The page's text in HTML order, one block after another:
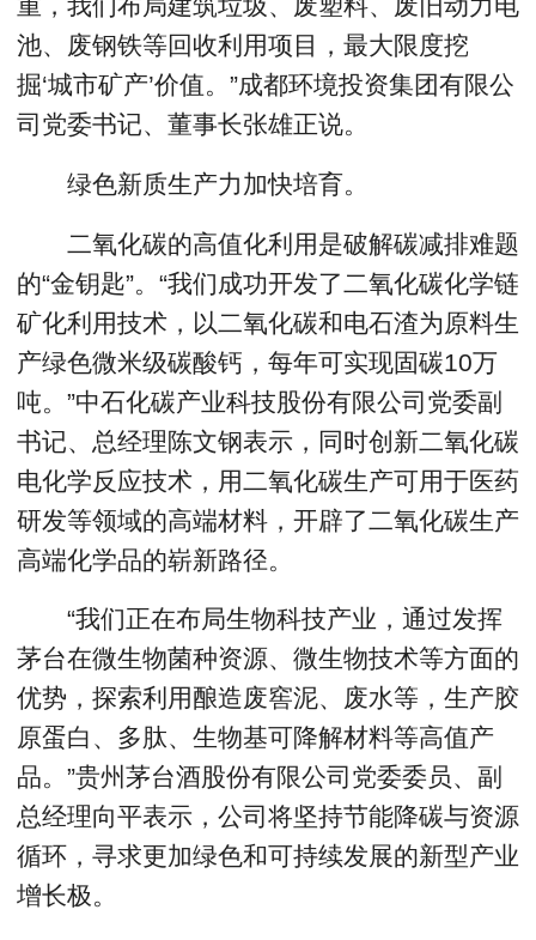
池、废钢铁等回收利用项目，最大限度挖
掘‘城市矿产’价值。”成都环境投资集团有限公
司党委书记、董事长张雄正说。
绿色新质生产力加快培育。
二氧化碳的高值化利用是破解碳减排难题
的“金钥匙”。“我们成功开发了二氧化碳化学链
矿化利用技术，以二氧化碳和电石渣为原料生
产绿色微米级碳酸钙，每年可实现固碳10万
吨。”中石化碳产业科技股份有限公司党委副
书记、总经理陈文钢表示，同时创新二氧化碳
电化学反应技术，用二氧化碳生产可用于医药
研发等领域的高端材料，开辟了二氧化碳生产
高端化学品的崭新路径。
“我们正在布局生物科技产业，通过发挥
茅台在微生物菌种资源、微生物技术等方面的
优势，探索利用酿造废窖泥、废水等，生产胶
原蛋白、多肽、生物基可降解材料等高值产
品。”贵州茅台酒股份有限公司党委委员、副
总经理向平表示，公司将坚持节能降碳与资源
循环，寻求更加绿色和可持续发展的新型产业
增长极。